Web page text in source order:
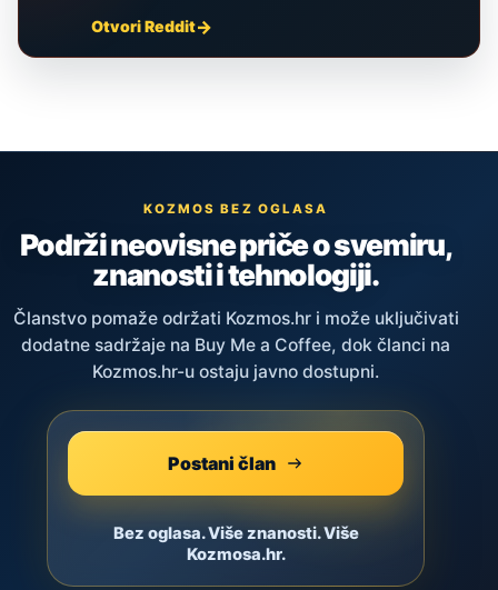
Otvori Reddit
KOZMOS BEZ OGLASA
Podrži neovisne priče o svemiru,
znanosti i tehnologiji.
Članstvo pomaže održati Kozmos.hr i može uključivati
dodatne sadržaje na Buy Me a Coffee, dok članci na
Kozmos.hr-u ostaju javno dostupni.
Postani član
Bez oglasa. Više znanosti. Više
Kozmosa.hr.